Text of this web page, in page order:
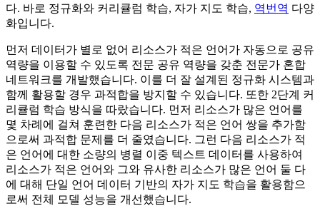
다. 바로 정규화와 커리큘럼 학습, 자가 지도 학습, 역번역 다양
화입니다.
먼저 데이터가 별로 없어 리소스가 적은 언어가 자동으로 공유
역량을 이용할 수 있도록 전문 공유 역량을 갖춘 전문가 혼합
네트워크를 개발했습니다. 이를 더 잘 설계된 정규화 시스템과
함께 활용할 경우 과적합을 방지할 수 있습니다. 또한 2단계 커
리큘럼 학습 방식을 따랐습니다. 먼저 리소스가 많은 언어를
몇 차례에 걸쳐 훈련한 다음 리소스가 적은 언어 쌍을 추가함
으로써 과적합 문제를 더 줄였습니다. 그런 다음 리소스가 적
은 언어에 대한 소량의 병렬 이중 텍스트 데이터를 사용하여
리소스가 적은 언어와 그와 유사한 리소스가 많은 언어 둘 다
에 대해 단일 언어 데이터 기반의 자가 지도 학습을 활용함으
로써 전체 모델 성능을 개선했습니다.